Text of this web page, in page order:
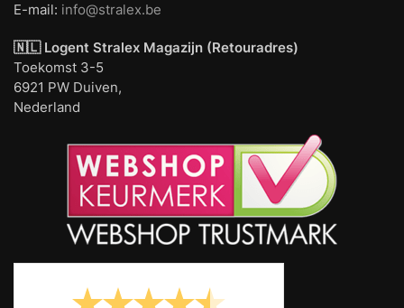
E-mail: info@stralex.be
🇳🇱 Logent Stralex Magazijn (Retouradres)
Toekomst 3-5
6921 PW Duiven,
Nederland